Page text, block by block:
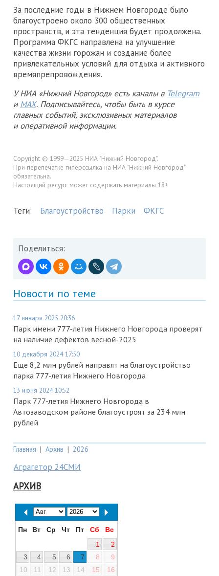
За последние годы в Нижнем Новгороде было
благоустроено около 300 общественных
пространств, и эта тенденция будет продолжена.
Программа ФКГС направлена на улучшение
качества жизни горожан и создание более
привлекательных условий для отдыха и активного
времяпрепровождения.
У НИА «Нижний Новгород» есть каналы в Telegram
и MAX. Подписывайтесь, чтобы быть в курсе
главных событий, эксклюзивных материалов
и оперативной информации.
Copyright © 1999—2025 НИА "Нижний Новгород".
При перепечатке гиперссылка на НИА "Нижний Новгород"
обязательна.
Настоящий ресурс может содержать материалы 18+
Теги: Благоустройство Парки ФКГС
Поделиться:
Новости по теме
17 января 2025 20:36
Парк имени 777-летия Нижнего Новгорода проверят
на наличие дефектов весной-2025
10 декабря 2024 17:50
Еще 8,2 млн рублей направят на благоустройство
парка 777-летия Нижнего Новгорода
13 июня 2024 10:52
Парк 777-летия Нижнего Новгорода в
Автозаводском районе благоустроят за 234 млн
рублей
Главная | Архив | 2026
Аграгетор 24СМИ
АРХИВ
Пн Вт Ср Чт Пт Сб
Вс
1
2
3
4 5 6 7 8
9
10
11 12 13 14 15
16